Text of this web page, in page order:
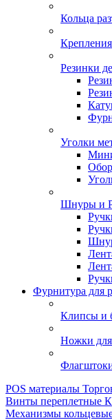
Кольца
Резинки
Уголки
Шнуры и
Фурнитура для
Клипсы и
Ножки для
POS материалы
Винты переплетные
Механизмы